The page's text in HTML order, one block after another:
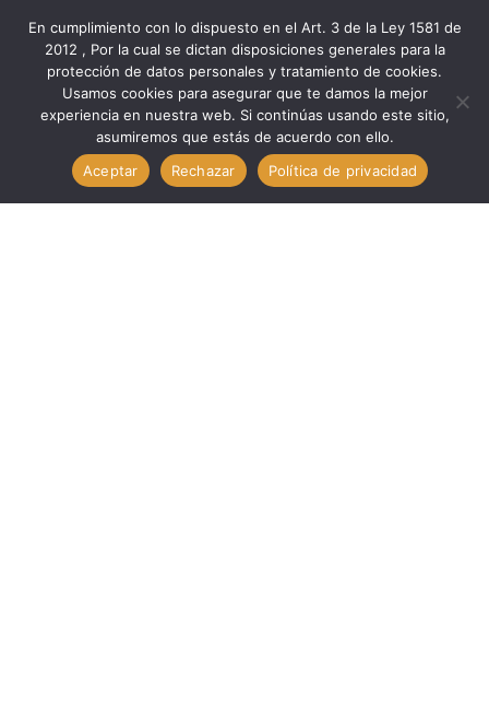
Componentes
Otros Com
Otros Com. Diodo Zener 1 / 2W 1N5238B. TECHMAN
En cumplimiento con lo dispuesto en el Art. 3 de la Ley 1581 de
2012 , Por la cual se dictan disposiciones generales para la
protección de datos personales y tratamiento de cookies.
Usamos cookies para asegurar que te damos la mejor
experiencia en nuestra web. Si continúas usando este sitio,
asumiremos que estás de acuerdo con ello.
Aceptar
Rechazar Política de privacidad